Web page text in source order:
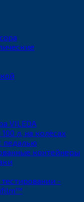
VILEDA
л, на колёсах
педалью
контейнеры
-